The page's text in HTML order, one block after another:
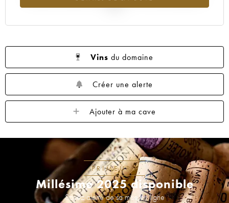
Vins du domaine
Créer une alerte
Ajouter à ma cave
PRIMEURS
Millésime 2025 disponible
Soyez alerté de sa mise en ligne